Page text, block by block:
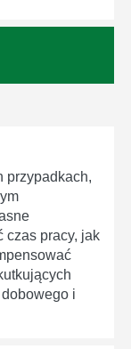
przypadkach,
czas pracy, jak
i